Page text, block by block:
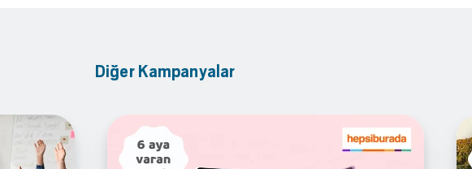
Diğer Kampanyalar